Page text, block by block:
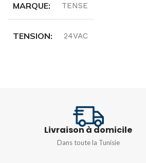
MARQUE TENSE
TENSION 24VAC
Livraison à domicile
Dans toute la Tunisie